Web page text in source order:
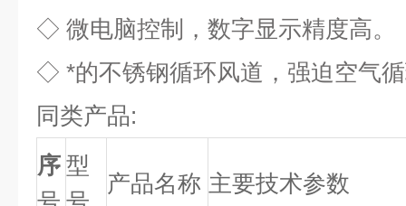
◇ 微电脑控制，数字显示精度高。
◇ *的不锈钢循环风道，强迫空气
同类产品:
序 型
产品名称 主要技术参数